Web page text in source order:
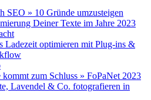
SEO » 10 Gründe umzusteigen
Deiner Texte im Jahre 2023
Ladezeit optimieren mit Plug-ins &
kommt zum Schluss » FoPaNet 2023
Lavendel & Co. fotografieren in